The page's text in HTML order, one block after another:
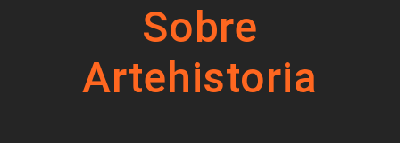
Sobre
Artehistoria